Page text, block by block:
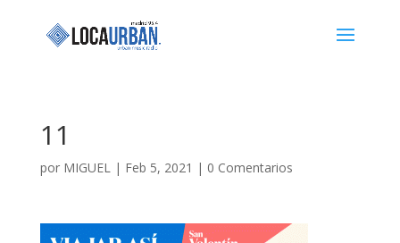
11
por MIGUEL| Feb 5, 2021 | 0 Comentarios